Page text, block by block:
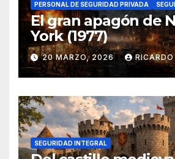
PERSONAL DE SEGURIDAD PRIVADA
El gran apagón de
York (1977)
20 MARZO, 2026
SEGURIDAD INTEGRAL